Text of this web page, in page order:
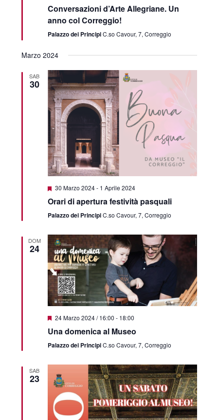
Conversazioni d’Arte Allegriane. Un
anno col Correggio!
Palazzo dei PrincipiC.so Cavour, 7, Correggio
Marzo 2024
SAB
30
Featured
30 Marzo 2024- 1 Aprile 2024
Orari di apertura festività pasquali
Palazzo dei PrincipiC.so Cavour, 7, Correggio
DOM
24
Featured
24 Marzo 2024 / 16:00 - 18:00
Una domenica al Museo
Palazzo dei PrincipiC.so Cavour, 7, Correggio
SAB
23